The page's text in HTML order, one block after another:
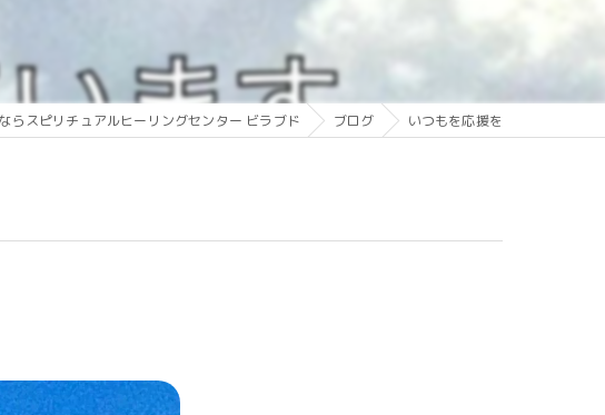
らスピリチュアルヒーリングセンター ビラブド ブログ いつもを応援を